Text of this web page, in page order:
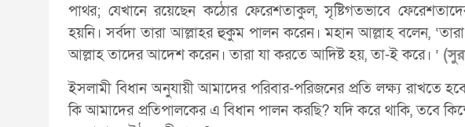
পাথর; যেখানে রয়েছেন কঠোর ফেরেশতাকুল, সৃষ্টিগতভাবে
হয়নি। সর্বদা তারা আল্লাহর হুকুম পালন করেন। মহান আল্লাহ বলেন,
আল্লাহ তাদের আদেশ করেন। তারা যা করতে আদিষ্ট হয়, তা-ই করে। ’
ইসলামী বিধান অনুযায়ী আমাদের পরিবার-পরিজনের প্রতি লক্ষ্য রাখতে
কি আমাদের প্রতিপালকের এ বিধান পালন করছি? যদি করে থাকি, তবে